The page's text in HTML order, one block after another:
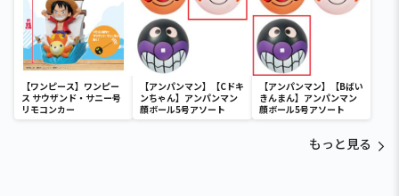
【ワンピース】ワンピー
ス サウザンド・サニー号
リモコンカー
【アンパンマン】【Cドキ
ンちゃん】アンパンマン
顔ボール5号アソート
【アンパンマン】【Bばい
きんまん】アンパンマン
顔ボール5号アソート
もっと見る